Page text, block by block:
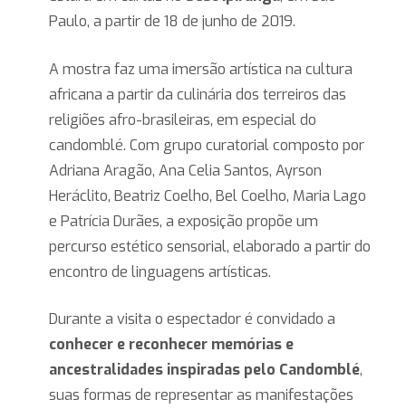
Paulo, a partir de 18 de junho de 2019.
A mostra faz uma imersão artística na cultura
africana a partir da culinária dos terreiros das
religiões afro-brasileiras, em especial do
candomblé. Com grupo curatorial composto por
Adriana Aragão, Ana Celia Santos, Ayrson
Heráclito, Beatriz Coelho, Bel Coelho, Maria Lago
e Patrícia Durães, a exposição propõe um
percurso estético sensorial, elaborado a partir do
encontro de linguagens artísticas.
Durante a visita o espectador é convidado a
conhecer e reconhecer memórias e
ancestralidades inspiradas pelo Candomblé,
suas formas de representar as manifestações